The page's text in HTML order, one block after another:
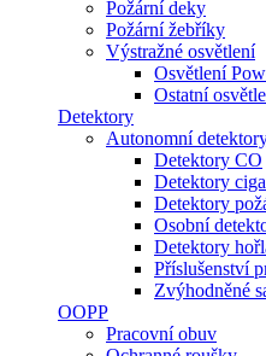
Požární deky
Požární žebříky
Výstražné osvětlení
Osvětlení
Ostatní
Detektory
Autonomní
Detektory CO
Detektory
Detektory
Osobní
Detektory
Příslušenství
Zvýhodněné
OOPP
Pracovní obuv